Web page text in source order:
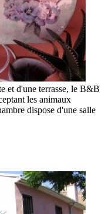
et d'une terrasse, le B&B
les animaux
dispose d'une salle